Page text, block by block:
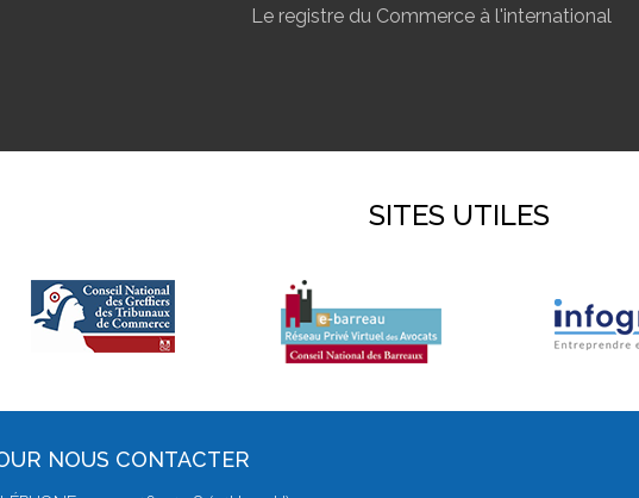
Le registre du Commerce à l'international
SITES UTILES
NOUS CONTACTER